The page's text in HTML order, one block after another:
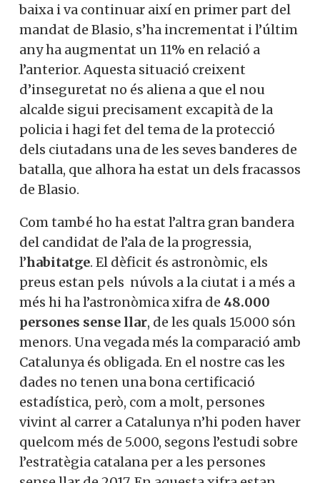
baixa i va continuar així en primer part del
mandat de Blasio, s’ha incrementat i l’últim
any ha augmentat un 11% en relació a
l’anterior. Aquesta situació creixent
d’inseguretat no és aliena a que el nou
alcalde sigui precisament excapità de la
policia i hagi fet del tema de la protecció
dels ciutadans una de les seves banderes de
batalla, que alhora ha estat un dels fracassos
de Blasio.
Com també ho ha estat l’altra gran bandera
del candidat de l’ala de la progressia,
l’habitatge. El dèficit és astronòmic, els
preus estan pels núvols a la ciutat i a més a
més hi ha l’astronòmica xifra de 48.000
persones sense llar, de les quals 15.000 són
menors. Una vegada més la comparació amb
Catalunya és obligada. En el nostre cas les
dades no tenen una bona certificació
estadística, però, com a molt, persones
vivint al carrer a Catalunya n’hi poden haver
quelcom més de 5.000, segons l’estudi sobre
l’estratègia catalana per a les persones